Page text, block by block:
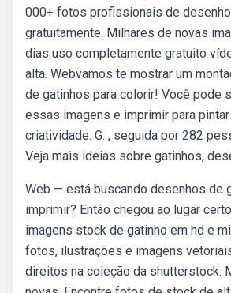
000+ fotos profissionais de
gratuitamente. Milhares de novas
dias uso completamente gratuito
alta. Webvamos te mostrar um
de gatinhos para colorir! Você pode
essas imagens e imprimir para
criatividade. G. , seguida por 282
Veja mais ideias sobre gatinhos,
Web — está buscando desenhos de
imprimir? Então chegou ao lugar
imagens stock de gatinho em hd e
fotos, ilustrações e imagens
direitos na coleção da shutterstock.